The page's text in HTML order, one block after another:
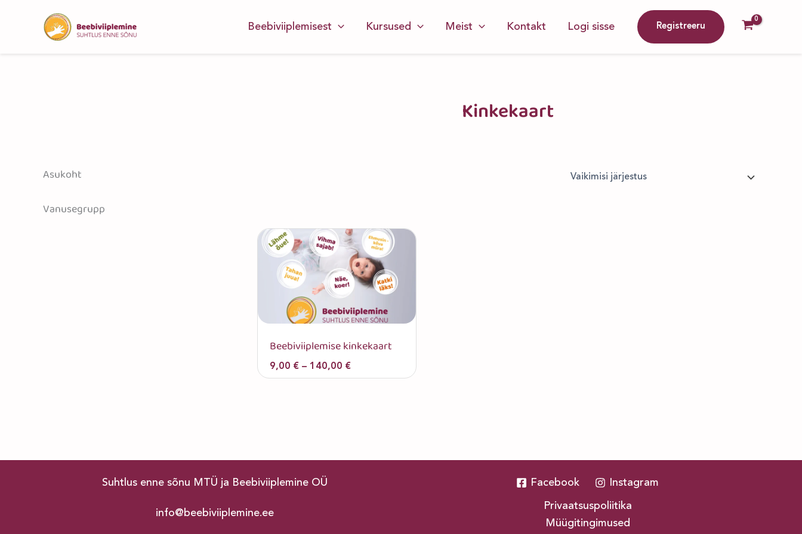
Beebiviiplemisest Kursused Meist Kontakt Logi sisse Registreeru
Asukoht
Vanusegrupp
Kinkekaart
Beebiviiplemise kinkekaart
9,00 € – 140,00 €Hinnavahemik:
9,00 €
Suhtlus enne sõnu MTÜ ja Beebiviiplemine OÜ
info@beebiviiplemine.ee
Facebook Instagram
Privaatsuspoliitika
Müügitingimused